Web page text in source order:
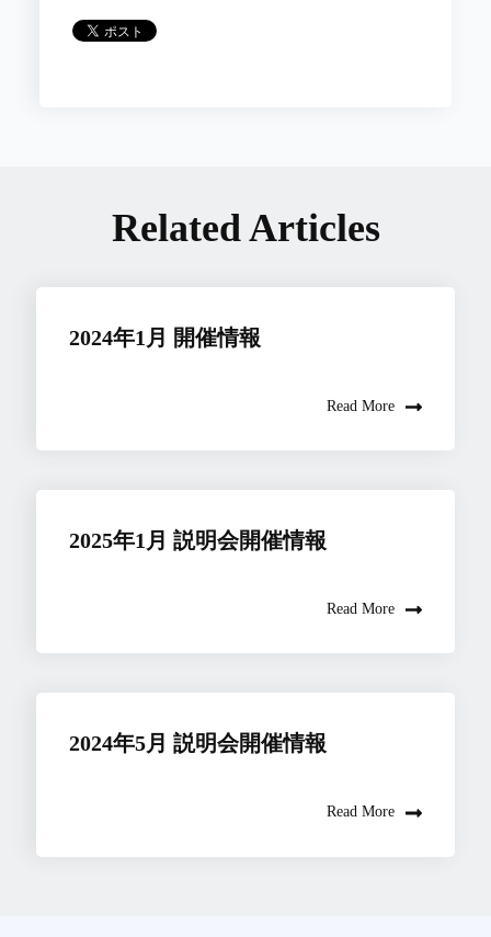
Related Articles
2024年1月 開催情報
Read More
2025年1月 説明会開催情報
Read More
2024年5月 説明会開催情報
Read More